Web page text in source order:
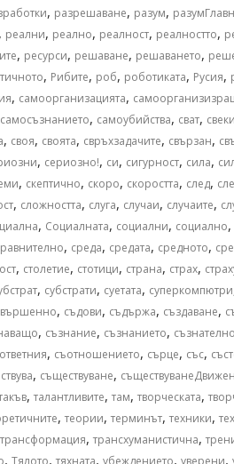
, разрешаване, разум,
, реални, реално, реалност, реалностто,
, ресурси, решаване, решаването,
, Рибите, роб, роботиката, Русия,
, самоорганизацията,
самосъзнанието, самоубийства, сват, свеки
, своя, своята, свръхзадачите, свързан,
, сериозно!, си, сигурност, сила,
, скептично, скоро, скоростта, след,
, сложността, слуга, случаи, случаите,
, Социалната, социални, социално,
, среда, средата, средното,
, столетие, стотици, страна, страх,
, субстрати, суетата, суперкомпютри
, съдови, съдържа, създаване,
, съзнание, съзнанието,
, съотношението, сърце, със,
, съществуване,
, талантливите, там, творческата,
, теории, терминът, техники,
трансформация, трансхуманистична,
, Тялото, тяхната, убеждението, уверени,